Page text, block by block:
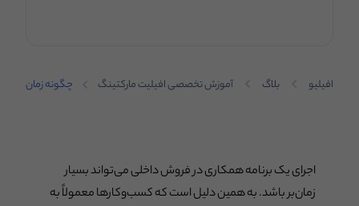
افیلیو بلاگ آموزش تخصصی افیلیت مارکتینگ
چگونه زمان
صرف
کنیم؟
اجرای یک برنامه همکاری در فروش داخلی می‌تواند بسیار
زمان‌بر باشد. به همین دلیل است که کسب‌وکارها معمولاً به